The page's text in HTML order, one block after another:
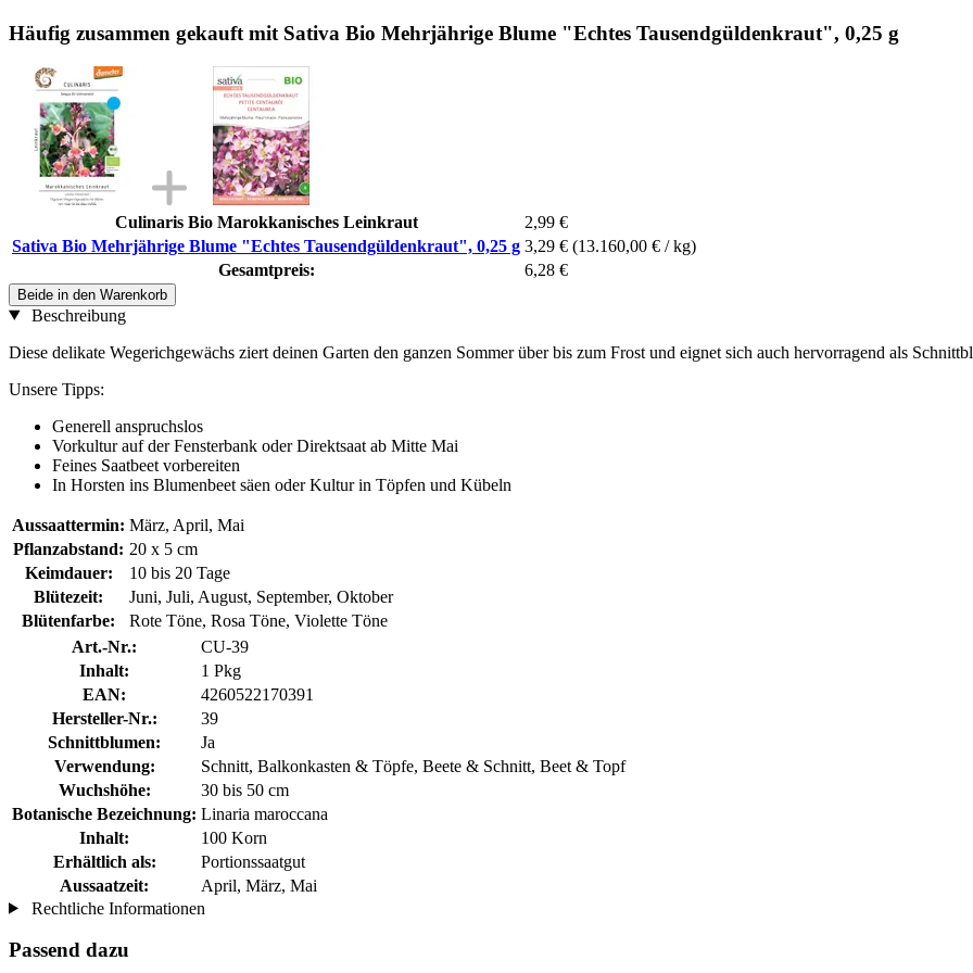
Häufig zusammen gekauft mit Sativa Bio Mehrjährige Blume "Echtes Tausendgüldenkraut", 0,25 g
Culinaris Bio Marokkanisches Leinkraut
2,99 €
Sativa Bio Mehrjährige Blume "Echtes Tausendgüldenkraut", 0,25 g 3,29 € (13.160,00 € / kg)
Gesamtpreis:
6,28 €
Beide in den Warenkorb
Beschreibung
Diese delikate Wegerichgewächs ziert deinen Garten den ganzen Sommer über bis zum Frost und eignet sich auch hervorragend als
Unsere Tipps:
Generell anspruchslos
Vorkultur auf der Fensterbank oder Direktsaat ab Mitte Mai
Feines Saatbeet vorbereiten
In Horsten ins Blumenbeet säen oder Kultur in Töpfen und Kübeln
Aussaattermin: März, April, Mai
Pflanzabstand: 20 x 5 cm
Keimdauer:
10 bis 20 Tage
Blütezeit:
Juni, Juli, August, September, Oktober
Blütenfarbe:
Rote Töne, Rosa Töne, Violette Töne
Art.-Nr.:
CU-39
Inhalt:
1 Pkg
EAN:
4260522170391
Hersteller-Nr.:
39
Schnittblumen:
Ja
Verwendung:
Schnitt, Balkonkasten & Töpfe, Beete & Schnitt, Beet & Topf
Wuchshöhe:
30 bis 50 cm
Botanische Bezeichnung: Linaria maroccana
Inhalt:
100 Korn
Erhältlich als:
Portionssaatgut
Aussaatzeit:
April, März, Mai
Rechtliche Informationen
Passend dazu